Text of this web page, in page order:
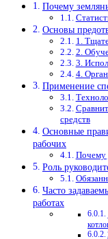
Почему
Основы
1.
2.
3.
4.
Применение
средств
Основные
рабочих
Почему
Роль
Часто
работах